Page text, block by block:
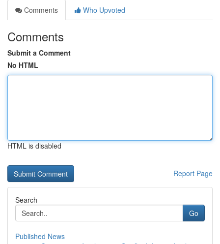
Comments
Who Upvoted
Comments
Submit a Comment
No HTML
HTML is disabled
Report Page
Search
Go
Published News